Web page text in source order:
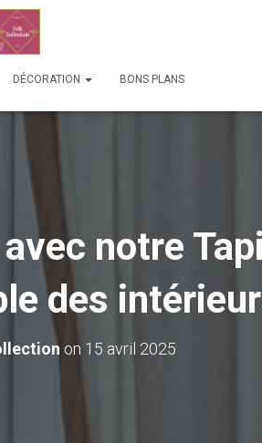
DÉCORATION BONS PLANS
notre
des
on 15 avril 2025